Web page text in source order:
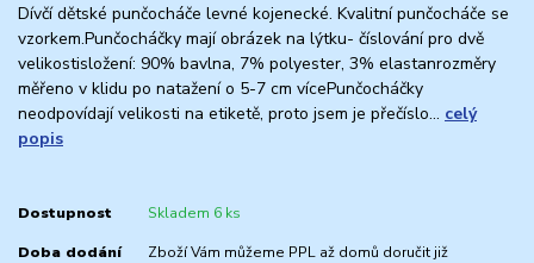
Dívčí dětské punčocháče levné kojenecké. Kvalitní punčocháče se
vzorkem.Punčocháčky mají obrázek na lýtku- číslování pro dvě
velikostisložení: 90% bavlna, 7% polyester, 3% elastanrozměry
měřeno v klidu po natažení o 5-7 cm vícePunčocháčky
neodpovídají velikosti na etiketě, proto jsem je přečíslo... celý
popis
Dostupnost Skladem 6 ks
Doba dodání
Zboží Vám můžeme PPL až domů doručit již